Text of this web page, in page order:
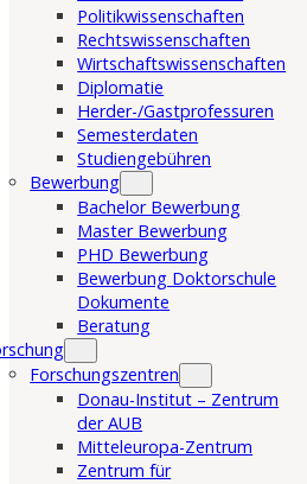
Politikwissenschaften
Rechtswissenschaften
Wirtschaftswissenschaften
Diplomatie
Herder-/Gastprofessuren
Semesterdaten
Studiengebühren
Bewerbung
Bachelor Bewerbung
Master Bewerbung
PHD Bewerbung
Bewerbung Doktorschule
Dokumente
Beratung
Forschungszentren
Donau-Institut – Zentrum
der AUB
Mitteleuropa-Zentrum
Zentrum für